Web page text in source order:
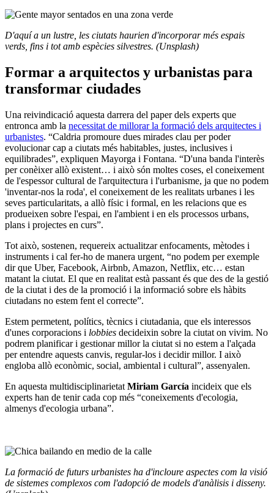
D'aquí a un lustre, les ciutats haurien d'incorporar més espais
verds, fins i tot amb espècies silvestres. (Unsplash)
Formar a arquitectos y urbanistas para
transformar ciudades
Una reivindicació aquesta darrera del paper dels experts que
entronca amb la necessitat de millorar la formació dels arquitectes i
urbanistes. “Caldria promoure dues mirades clau per poder
evolucionar cap a ciutats més habitables, justes, inclusives i
equilibrades”, expliquen Mayorga i Fontana. “D'una banda l'interès
per conèixer allò existent… i això són moltes coses, el coneixement
de l'espessor cultural de l'arquitectura i l'urbanisme, ja que no podem
'inventar-nos la roda', el coneixement de les realitats urbanes i les
seves particularitats, a allò físic i formal, en les relacions que es
produeixen sobre l'espai, en l'ambient i en els processos urbans,
plans i projectes en curs”.
Tot això, sostenen, requereix actualitzar enfocaments, mètodes i
instruments i cal fer-ho de manera urgent, “no podem per exemple
dir que Uber, Facebook, Airbnb, Amazon, Netflix, etc… estan
matant la ciutat. El que en realitat està passant és que des de la gestió
de la ciutat i des de la promoció i la informació sobre els hàbits
ciutadans no estem fent el correcte”.
Estem permetent, polítics, tècnics i ciutadania, que els interessos
d'unes corporacions i lobbies decideixin sobre la ciutat on vivim. No
podrem planificar i gestionar millor la ciutat si no estem a l'alçada
per entendre aquests canvis, regular-los i decidir millor. I això
engloba allò econòmic, social, ambiental i cultural”, assenyalen.
En aquesta multidisciplinarietat Miriam García incideix que els
experts han de tenir cada cop més “coneixements d'ecologia,
almenys d'ecologia urbana”.
La formació de futurs urbanistes ha d'incloure aspectes com la visió
de sistemes complexos com l'adopció de models d'anàlisis i disseny.